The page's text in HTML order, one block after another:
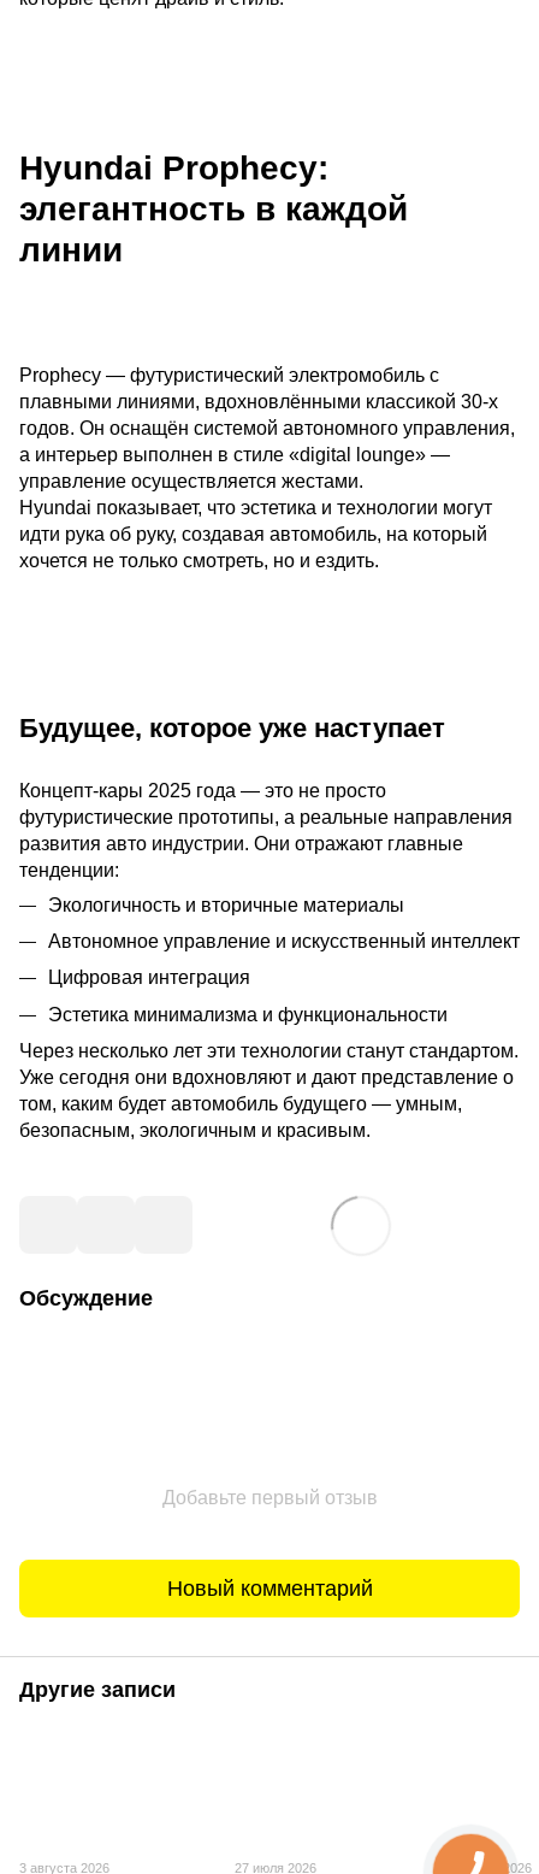
Hyundai Prophecy:
элегантность в каждой
линии
Prophecy — футуристический электромобиль с
плавными линиями, вдохновлёнными классикой 30-х
годов. Он оснащён системой автономного управления,
а интерьер выполнен в стиле «digital lounge» —
управление осуществляется жестами.
Hyundai показывает, что эстетика и технологии могут
идти рука об руку, создавая автомобиль, на который
хочется не только смотреть, но и ездить.
Будущее, которое уже наступает
Концепт-кары 2025 года — это не просто
футуристические прототипы, а реальные направления
развития авто индустрии. Они отражают главные
тенденции:
Экологичность и вторичные материалы
Автономное управление и искусственный интеллект
Цифровая интеграция
Эстетика минимализма и функциональности
Через несколько лет эти технологии станут стандартом.
Уже сегодня они вдохновляют и дают представление о
том, каким будет автомобиль будущего — умным,
безопасным, экологичным и красивым.
Обсуждение
Добавьте первый отзыв
Новый комментарий
Другие записи
3 августа 2026 27 июля 2026 20 июля 2026